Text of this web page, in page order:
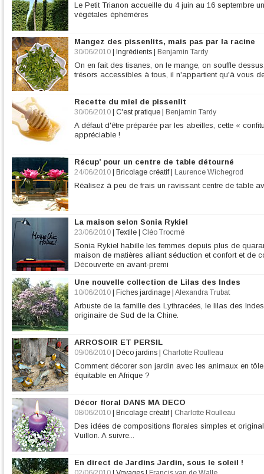
Le Petit Trianon accueille du 4 juin au 16 septembre
végétales éphémères
Mangez des pissenlits, mais pas par la racine
30/06/2010 Ingrédients Benjamin Tardy
On en fait des tisanes, on le mange, on souffle
trésors accessibles à tous, il n'appartient qu'à vous
Recette du miel de pissenlit
30/06/2010 C'est pratique Benjamin Tardy
A défaut d'être préparée par les abeilles, cette «
appréciable !
Récup’ pour un centre de table détourné
24/06/2010 Bricolage créatif| Laurence Wichegrod
Réalisez à peu de frais un ravissant centre de table
La maison selon Sonia Rykiel
23/06/2010 Textile Cléo Trocmé
Sonia Rykiel habille les femmes depuis plus de
maison de matières alliant séduction et confort et de
Découverte en avant-premi
Une nouvelle collection de Lilas des Indes
10/06/2010 Fiches jardinage Alexandra Trubat
Arbuste de la famille des Lythracées, le lilas des
originaire de Sud de la Chine.
ARROSOIR ET PERSIL
09/06/2010 Déco jardins Charlotte Roulleau
Comment décorer son jardin avec les animaux en
équitable en Afrique ?
Décor floral DANS MA DECO
08/06/2010 Bricolage créatif| Charlotte Roulleau
Des idées de compositions florales simples et
Vuillon. A suivre...
En direct de Jardins Jardin, sous le soleil !